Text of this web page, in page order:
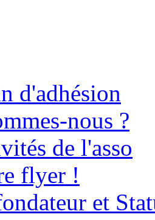
d'adhésion
nous ?
de l'asso
flyer !
et